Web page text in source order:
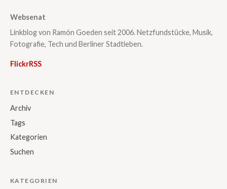
Websenat
Linkblog von Ramón Goeden seit 2006. Netzfundstücke, Musik,
Fotografie, Tech und Berliner Stadtleben.
FlickrRSS
ENTDECKEN
Archiv
Tags
Kategorien
Suchen
KATEGORIEN